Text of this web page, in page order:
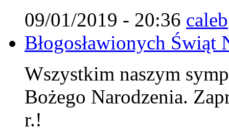
09/01/2019 - 20:36 caleb
Błogosławionych Świąt
Wszystkim naszym
Bożego Narodzenia.
r.!